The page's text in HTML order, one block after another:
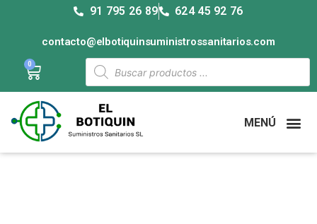
91 795 26 89 624 45 92 76
contacto@elbotiquinsuministrossanitarios.com
0
MENÚ